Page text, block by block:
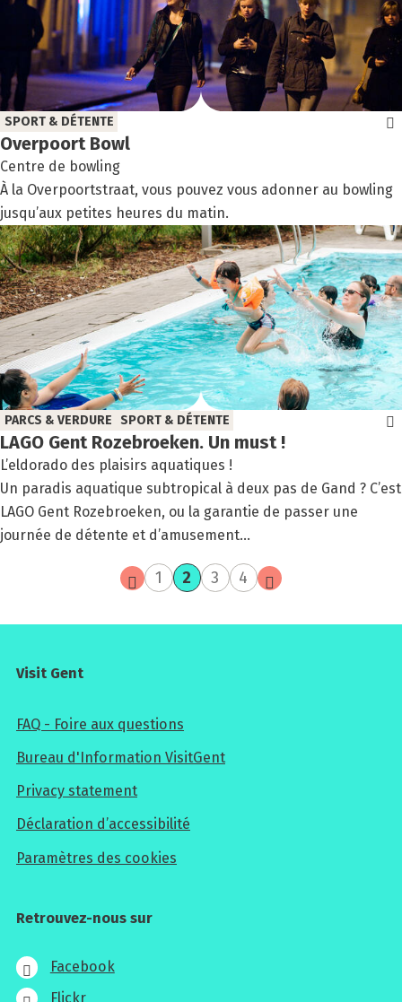
Over­poort Bowl
Centre de bowling
SPORT & DÉTENTE
À la Overpoortstraat, vous pouvez vous adonner au bowling
jusqu’aux petites heures du matin.
LAGO Gent Roze­broe­ken. Un must !
L’eldorado des plaisirs aquatiques !
PARCS & VERDURE SPORT & DÉTENTE
Un paradis aquatique subtropical à deux pas de Gand ? C’est
LAGO Gent Rozebroeken, ou la garantie de passer une
journée de détente et d’amusement...
page
page
1
page
2 page
3 page
4 page
Visit Gent
FAQ - Foire aux questions
Bureau d'Information VisitGent
Privacy statement
Déclaration d’accessibilité
Paramètres des cookies
Retrouvez-nous sur
Facebook
Flickr